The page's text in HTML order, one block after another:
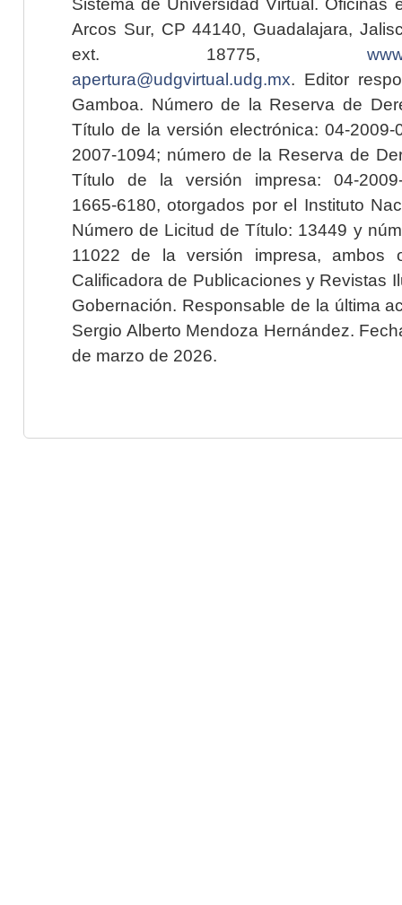
Arcos Sur, CP 44140, Guadalajara,
ext. 18775,
apertura@udgvirtual.udg.mx. Editor
Gamboa. Número de la Reserva de
Título de la versión electrónica: 04-2009-
2007-1094; número de la Reserva de
Título de la versión impresa: 04-2009-
1665-6180, otorgados por el Instituto
Número de Licitud de Título: 13449 y
11022 de la versión impresa, ambos
Calificadora de Publicaciones y Revistas
Gobernación. Responsable de la última
Sergio Alberto Mendoza Hernández.
de marzo de 2026.